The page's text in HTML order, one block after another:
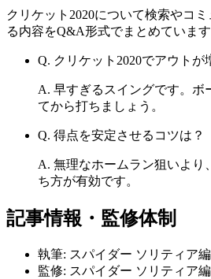
クリケット2020について検索やコ
る内容をQ&A形式でまとめています
Q. クリケット2020でアウトが
A. 早すぎるスイングです。ボ
てから打ちましょう。
Q. 得点を安定させるコツは？
A. 無理なホームラン狙いより
ち方が有効です。
記事情報・監修体制
執筆: スパイダー ソリティア
監修: スパイダー ソリティア